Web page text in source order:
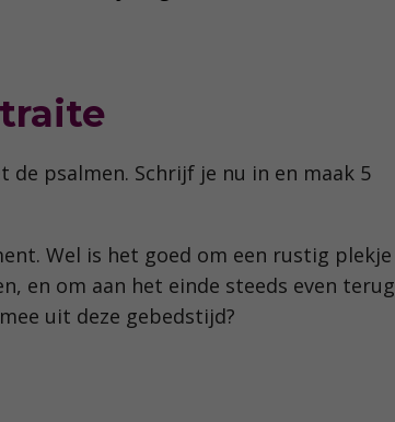
de psalmen. Schrijf je nu in en maak 5
Wel is het goed om een rustig plekje
en om aan het einde steeds even terug
uit deze gebedstijd?